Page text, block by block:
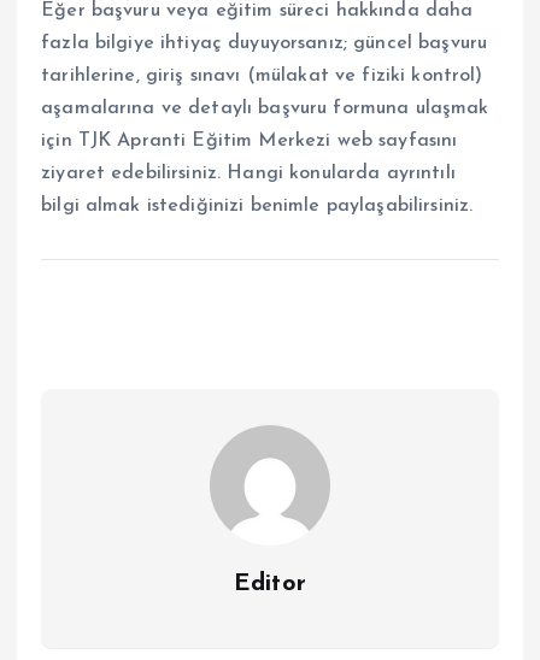
Eğer başvuru veya eğitim süreci hakkında daha
fazla bilgiye ihtiyaç duyuyorsanız; güncel başvuru
tarihlerine, giriş sınavı (mülakat ve fiziki kontrol)
aşamalarına ve detaylı başvuru formuna ulaşmak
için TJK Apranti Eğitim Merkezi web sayfasını
ziyaret edebilirsiniz. Hangi konularda ayrıntılı
bilgi almak istediğinizi benimle paylaşabilirsiniz.
Editor